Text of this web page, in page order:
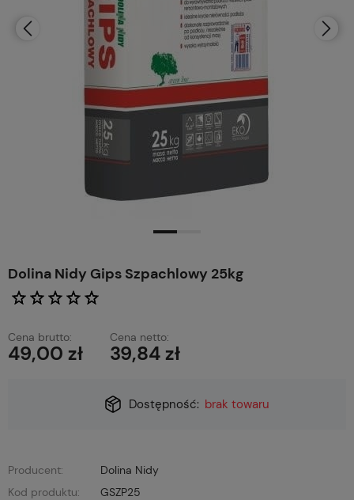
Dolina Nidy Gips Szpachlowy 25kg
Cena brutto:
49,00 zł
Cena netto:
39,84 zł
Dostępność: brak towaru
Producent:
Dolina Nidy
Kod produktu:
GSZP25